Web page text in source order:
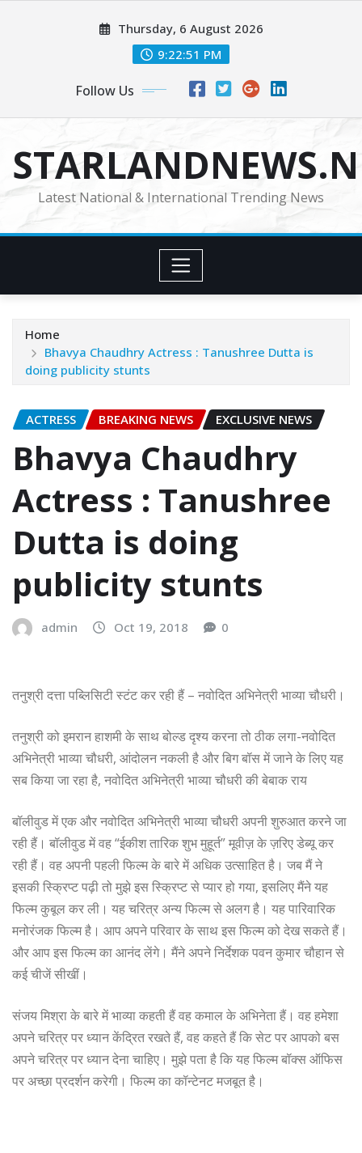
Thursday, 6 August 2026
9:22:53 PM
Follow Us
Latest National & International Trending News
Home
Bhavya Chaudhry Actress : Tanushree Dutta is
doing publicity stunts
ACTRESS BREAKING NEWS EXCLUSIVE NEWS
Bhavya Chaudhry
Actress : Tanushree
Dutta is doing
publicity stunts
admin Oct 19, 2018 0
तनुश्री दत्ता पब्लिसिटी स्टंट कर रही हैं – नवोदित अभिनेत्री भाव्या चौधरी।
तनुश्री को इमरान हाशमी के साथ बोल्ड दृश्य करना तो ठीक लगा-नवोदित
अभिनेत्री भाव्या चौधरी, आंदोलन नकली है और बिग बॉस में जाने के लिए यह
सब किया जा रहा है, नवोदित अभिनेत्री भाव्या चौधरी की बेबाक राय
बॉलीवुड में एक और नवोदित अभिनेत्री भाव्या चौधरी अपनी शुरुआत करने जा
रही हैं। बॉलीवुड में वह “ईकीश तारिक शुभ मुहूर्त” मूवीज़ के ज़रिए डेब्यू कर
रही हैं। वह अपनी पहली फिल्म के बारे में अधिक उत्साहित है। जब मैं ने
इसकी स्क्रिप्ट पढ़ी तो मुझे इस स्क्रिप्ट से प्यार हो गया, इसलिए मैंने यह
फिल्म कुबूल कर ली। यह चरित्र अन्य फिल्म से अलग है। यह पारिवारिक
मनोरंजक फिल्म है। आप अपने परिवार के साथ इस फिल्म को देख सकते हैं।
और आप इस फिल्म का आनंद लेंगे। मैंने अपने निर्देशक पवन कुमार चौहान से
कई चीजें सीखीं।
संजय मिश्रा के बारे में भाव्या कहती हैं वह कमाल के अभिनेता हैं। वह हमेशा
अपने चरित्र पर ध्यान केंद्रित रखते हैं, वह कहते हैं कि सेट पर आपको बस
अपने चरित्र पर ध्यान देना चाहिए। मुझे पता है कि यह फिल्म बॉक्स ऑफिस
पर अच्छा प्रदर्शन करेगी। फिल्म का कॉन्टेनट मजबूत है।